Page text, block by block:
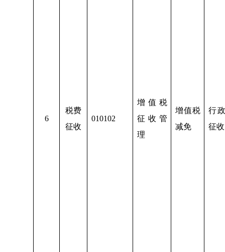
6
税费
征收
010102
增值税
征收管
理
增值税
减免
行
征收